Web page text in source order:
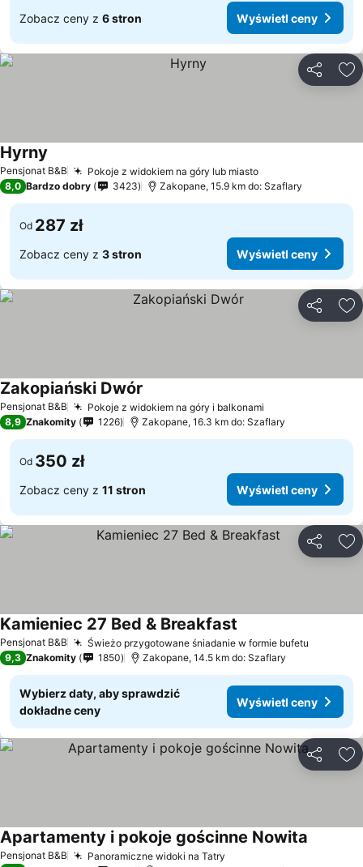
Zobacz ceny z 6 stron Wyświetl ceny
Pensjonat B&B Pokoje z widokiem na góry lub miasto
Hyrny
8,0 Bardzo dobry 3423 Zakopane, 15.9 km do: Szaflary
Od 287 zł
Zobacz ceny z 3 stron Wyświetl ceny
Pensjonat B&B Pokoje z widokiem na góry i balkonami
Zakopiański Dwór
8,9 Znakomity 1226 Zakopane, 16.3 km do: Szaflary
Od 350 zł
Zobacz ceny z 11 stron Wyświetl ceny
Pensjonat B&B Świeżo przygotowane śniadanie w formie bufetu
Kamieniec 27 Bed & Breakfast
9,3 Znakomity 1850 Zakopane, 14.5 km do: Szaflary
Wybierz daty, aby sprawdzić
dokładne ceny
Wyświetl ceny
Pensjonat B&B Panoramiczne widoki na Tatry
Apartamenty i pokoje gościnne Nowita